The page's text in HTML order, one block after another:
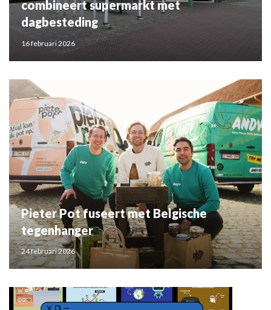
combineert supermarkt met
dagbesteding
16 februari 2026
Pieter Pot fuseert met Belgische
tegenhanger
24 februari 2026